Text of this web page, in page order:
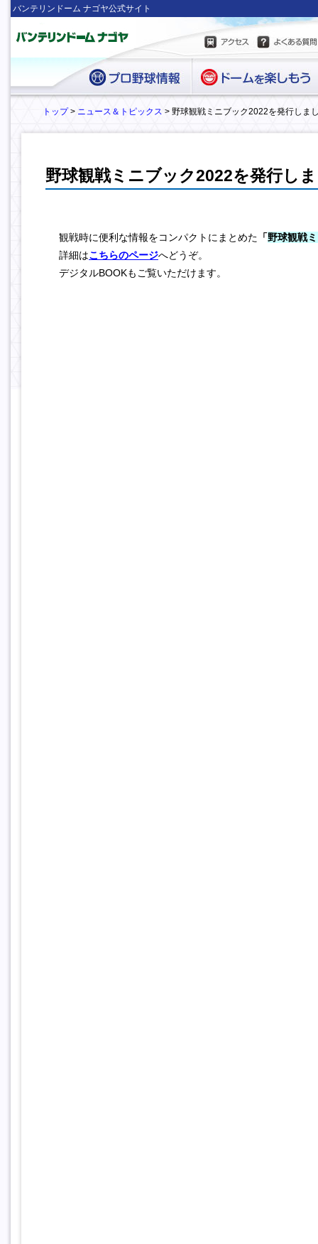
バンテリンドーム ナゴヤ公式サイト
トップ> ニュース＆トピックス > 野球観戦ミニブック2022を発行しま
野球観戦ミニブック2022を発行し
観戦時に便利な情報をコンパクトにまとめた 「野球観戦
詳細はこちらのページへどうぞ。
デジタルBOOKもご覧いただけます。